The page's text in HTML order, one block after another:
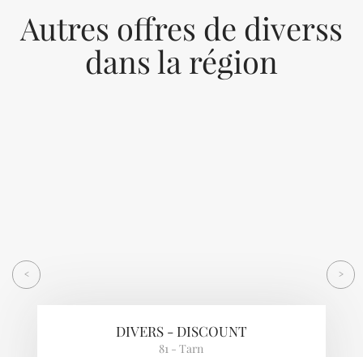
Autres offres de diverss
dans la région
DIVERS - DISCOUNT
81 - Tarn
< >